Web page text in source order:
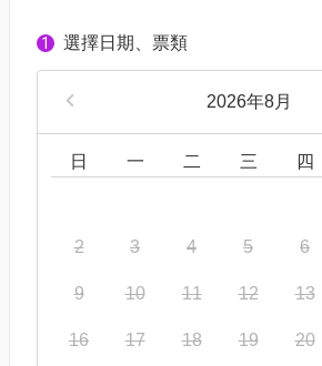
1 選擇日期、票類
2026年8月
日 一 二 三 四
2 3 4 5 6
9 10 11 12 13
16 17 18 19 20